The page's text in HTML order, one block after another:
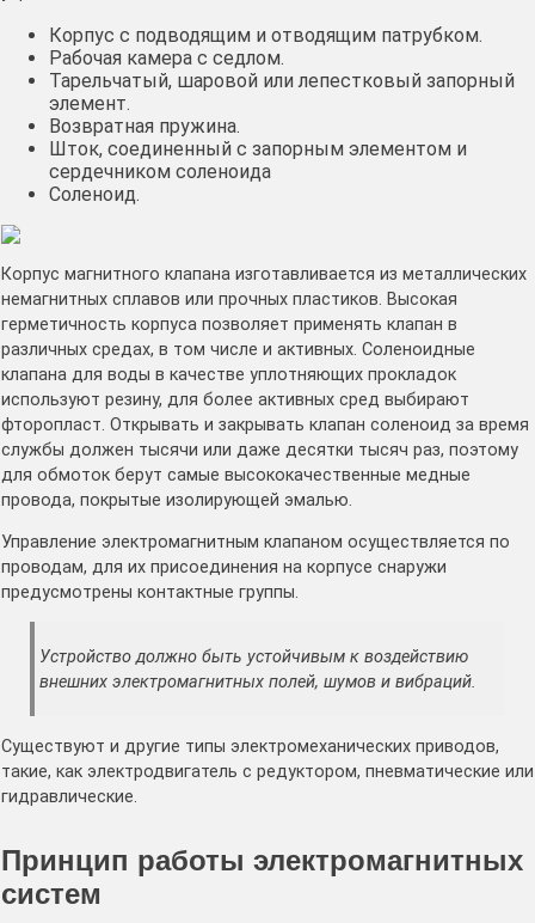
Корпус с подводящим и отводящим патрубком.
Рабочая камера с седлом.
Тарельчатый, шаровой или лепестковый запорный
элемент.
Возвратная пружина.
Шток, соединенный с запорным элементом и
сердечником соленоида
Соленоид.
Корпус магнитного клапана изготавливается из металлических
немагнитных сплавов или прочных пластиков. Высокая
герметичность корпуса позволяет применять клапан в
различных средах, в том числе и активных. Соленоидные
клапана для воды в качестве уплотняющих прокладок
используют резину, для более активных сред выбирают
фторопласт. Открывать и закрывать клапан соленоид за время
службы должен тысячи или даже десятки тысяч раз, поэтому
для обмоток берут самые высококачественные медные
провода, покрытые изолирующей эмалью.
Управление электромагнитным клапаном осуществляется по
проводам, для их присоединения на корпусе снаружи
предусмотрены контактные группы.
Устройство должно быть устойчивым к воздействию
внешних электромагнитных полей, шумов и вибраций.
Существуют и другие типы электромеханических приводов,
такие, как электродвигатель с редуктором, пневматические или
гидравлические.
Принцип работы электромагнитных
систем